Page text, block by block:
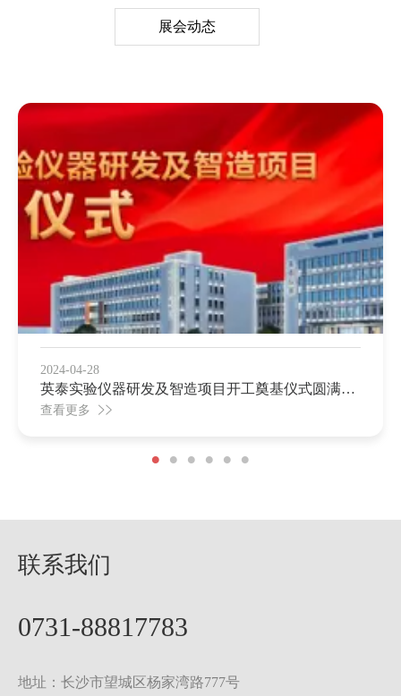
展会动态
2024-04-28
英泰实验仪器研发及智造项目开工奠基仪式圆满举
行！
查看更多
联系我们
0731-88817783
地址：长沙市望城区杨家湾路777号